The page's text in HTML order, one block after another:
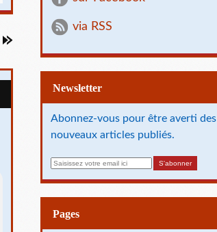
via RSS
Newsletter
Abonnez-vous pour être averti des
nouveaux articles publiés.
a
i
Pages